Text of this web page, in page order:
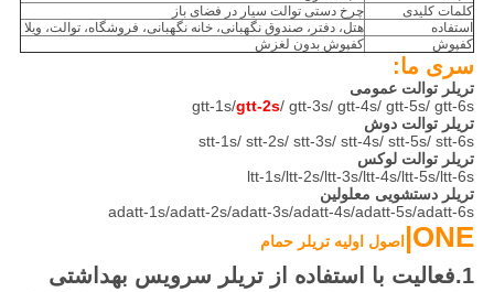
کلمات کلیدی
چرخ دستی توالت سیار در فضای باز
استفاده
هتل، دفتر، صندوق نگهبانی، خانه نگهبانی، فروشگاه، توالت، ویلا
کفپوش
کفپوش بدون لغزش
سری ما:
تریلر توالت عمومی
gtt-1s/gtt-2s/ gtt-3s/ gtt-4s/ gtt-5s/ gtt-6s
تریلر توالت دوش
stt-1s/ stt-2s/ stt-3s/ stt-4s/ stt-5s/ stt-6s
تریلر توالت لوکس
ltt-1s/ltt-2s/ltt-3s/ltt-4s/ltt-5s/ltt-6s
تریلر دستشویی معلولین
adatt-1s/adatt-2s/adatt-3s/adatt-4s/adatt-5s/adatt-6s
ONE| اصول اولیه تریلر حمام
1. فعالیت با استفاده از تریلر سرویس بهداشتی